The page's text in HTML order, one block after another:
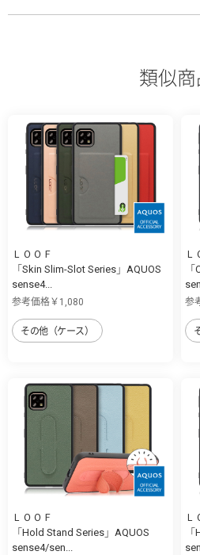
類似商
ＬＯＯＦ
「Skin Slim-Slot Series」AQUOS
sense4...
参考価格￥1,080
その他（ケース）
Ｌ
参
ＬＯＯＦ
「Hold Stand Series」AQUOS
sense4/sen...
Ｌ